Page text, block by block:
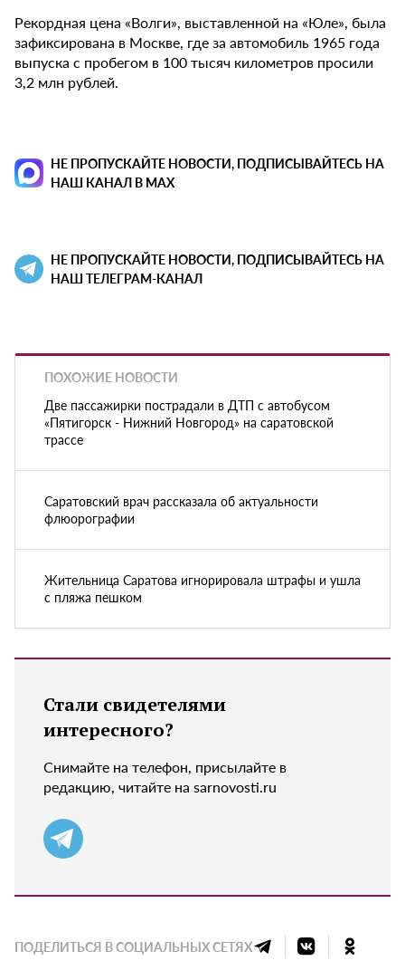
Рекордная цена «Волги», выставленной на «Юле», была
зафиксирована в Москве, где за автомобиль 1965 года
выпуска с пробегом в 100 тысяч километров просили
3,2 млн рублей.
НЕ ПРОПУСКАЙТЕ НОВОСТИ, ПОДПИСЫВАЙТЕСЬ НА
НАШ КАНАЛ В MAX
НЕ ПРОПУСКАЙТЕ НОВОСТИ, ПОДПИСЫВАЙТЕСЬ НА
НАШ ТЕЛЕГРАМ-КАНАЛ
ПОХОЖИЕ НОВОСТИ
Две пассажирки пострадали в ДТП с автобусом
«Пятигорск - Нижний Новгород» на саратовской
трассе
Саратовский врач рассказала об актуальности
флюорографии
Жительница Саратова игнорировала штрафы и ушла
с пляжа пешком
Стали свидетелями
интересного?
Снимайте на телефон, присылайте в
редакцию, читайте на sarnovosti.ru
ПОДЕЛИТЬСЯ В СОЦИАЛЬНЫХ СЕТЯХ